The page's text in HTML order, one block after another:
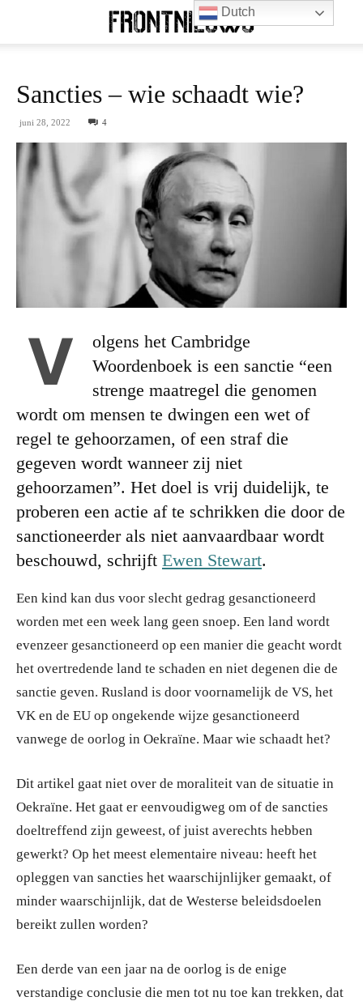
Sancties – wie schaadt wie?
juni 28, 2022 4
V
olgens het Cambridge
Woordenboek is een sanctie “een
strenge maatregel die genomen
wordt om mensen te dwingen een wet of
regel te gehoorzamen, of een straf die
gegeven wordt wanneer zij niet
gehoorzamen”. Het doel is vrij duidelijk, te
proberen een actie af te schrikken die door de
sanctioneerder als niet aanvaardbaar wordt
beschouwd, schrijft Ewen Stewart.
Een kind kan dus voor slecht gedrag gesanctioneerd
worden met een week lang geen snoep. Een land wordt
evenzeer gesanctioneerd op een manier die geacht wordt
het overtredende land te schaden en niet degenen die de
sanctie geven. Rusland is door voornamelijk de VS, het
VK en de EU op ongekende wijze gesanctioneerd
vanwege de oorlog in Oekraïne. Maar wie schaadt het?
Dit artikel gaat niet over de moraliteit van de situatie in
Oekraïne. Het gaat er eenvoudigweg om of de sancties
doeltreffend zijn geweest, of juist averechts hebben
gewerkt? Op het meest elementaire niveau: heeft het
opleggen van sancties het waarschijnlijker gemaakt, of
minder waarschijnlijk, dat de Westerse beleidsdoelen
bereikt zullen worden?
Een derde van een jaar na de oorlog is de enige
verstandige conclusie die men tot nu toe kan trekken, dat
Dutch